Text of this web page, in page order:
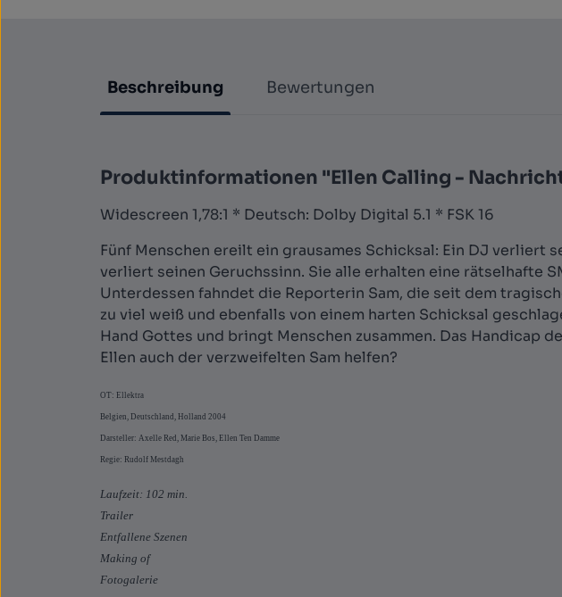
Beschreibung Bewertungen
Produktinformationen "Ellen Calling -
Widescreen 1,78:1 * Deutsch: Dolby Digital 5.1 * FSK 16
Fünf Menschen ereilt ein grausames Schicksal: Ein DJ verliert
verliert seinen Geruchssinn. Sie alle erhalten eine rätselhafte
Unterdessen fahndet die Reporterin Sam, die seit dem
zu viel weiß und ebenfalls von einem harten Schicksal
Hand Gottes und bringt Menschen zusammen. Das Handicap
Ellen auch der verzweifelten Sam helfen?
OT: Ellektra
Belgien, Deutschland, Holland 2004
Darsteller: Axelle Red, Marie Bos, Ellen Ten Damme
Regie: Rudolf Mestdagh
Laufzeit: 102 min.
Trailer
Entfallene Szenen
Making of
Fotogalerie